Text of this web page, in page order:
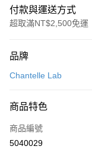
付款與運送方式
超取滿NT$2,500免運
信用卡一次付款
3 期 0 利率 每期
合作金庫商業銀行
上海商業儲蓄銀行
超商取貨付款
LINE Pay
品牌
Chantelle Lab
商品特色
商品編號
5040029